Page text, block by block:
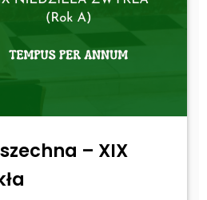
– XIX